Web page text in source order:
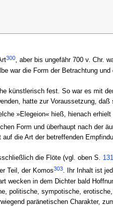
300, aber bis ungefähr 700 v. Chr.
war die Form der Betrachtung
künstlerisch fest. So war es mit
hatte zur Voraussetzung,
»Elegeion« hieß, hienach
Form und überhaupt nach der
die Art der betreffenden
die Flöte (vgl. oben S. 131
Teil, der Komos303. Ihr Inhalt ist
wecken in dem Dichter bald
politische, sympotische,
paränetischen Charakter,